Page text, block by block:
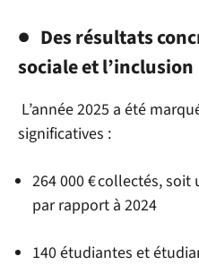
Des résultats
socialeet l’inclusion
L’année 2025 a été
significatives :
264 000 €collectés, soit
par rapport à 2024
140 étudiantes et